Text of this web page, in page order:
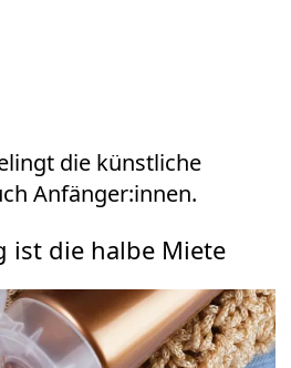
die künstliche
Anfänger:innen.
ist die halbe Miete